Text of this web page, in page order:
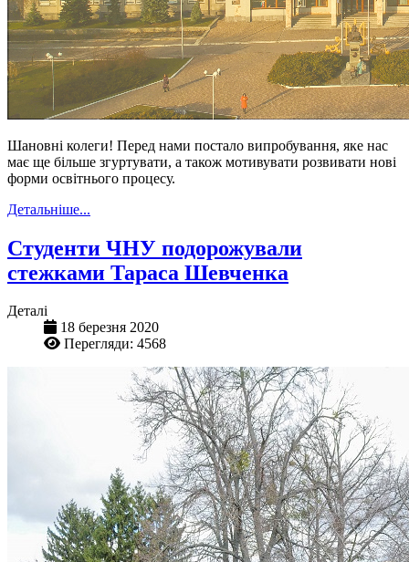
Шановні колеги! Перед нами постало випробування, яке нас
має ще більше згуртувати, а також мотивувати розвивати нові
форми освітнього процесу.
Детальніше...
Студенти ЧНУ подорожували
стежками Тараса Шевченка
Деталі
18 березня 2020
Перегляди: 4568